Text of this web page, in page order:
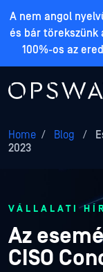
A nem angol
és bár törekszünk
100%-os az
Home / Blog /
2023
VÁLLALATI
Az
CISO